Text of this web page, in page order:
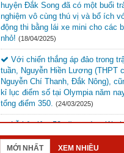
huyện Đắk Song đã có một buổi
nghiệm vô cùng thú vị và bổ ích
động thi bằng lái xe mini cho các
nhỏ! (18/04/2025)
Với chiến thắng áp đảo trong
tuần, Nguyễn Hiền Lương (THPT
Nguyễn Chí Thanh, Đắk Nông),
kỉ lục điểm số tại Olympia năm
tổng điểm 350. (24/03/2025)
Lễ kỷ niệm 50 năm ngày giải
Đức Lập dự kiến sẽ diễn ra vào
ngày 9/3/2025 tại Quảng trường
MỚI NHẤT XEM NHIỀU